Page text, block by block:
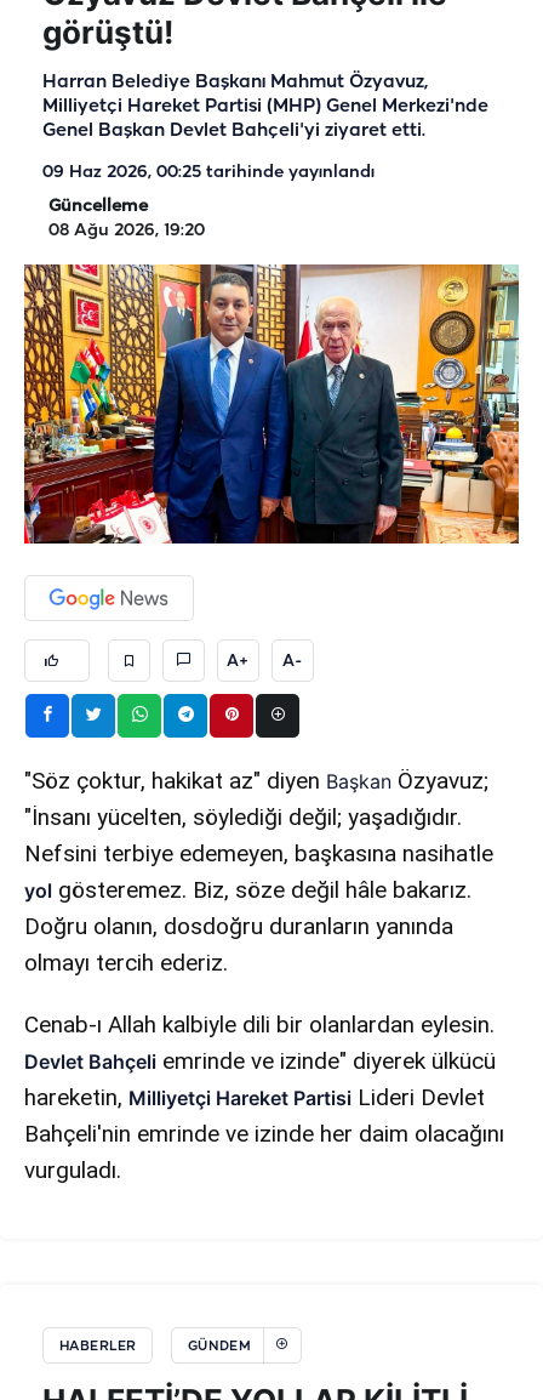
görüştü!
Harran Belediye Başkanı Mahmut Özyavuz,
Milliyetçi Hareket Partisi (MHP) Genel Merkezi'nde
Genel Başkan Devlet Bahçeli'yi ziyaret etti.
09 Haz 2026, 00:25 tarihinde yayınlandı
Güncelleme
08 Ağu 2026, 19:20
A+ A-
"Söz çoktur, hakikat az" diyen Başkan Özyavuz;
"İnsanı yücelten, söylediği değil; yaşadığıdır.
Nefsini terbiye edemeyen, başkasına nasihatle
yol gösteremez. Biz, söze değil hâle bakarız.
Doğru olanın, dosdoğru duranların yanında
olmayı tercih ederiz.
Cenab-ı Allah kalbiyle dili bir olanlardan eylesin.
Devlet Bahçeli emrinde ve izinde" diyerek ülkücü
hareketin, Milliyetçi Hareket Partisi Lideri Devlet
Bahçeli'nin emrinde ve izinde her daim olacağını
vurguladı.
HABERLER GÜNDEM